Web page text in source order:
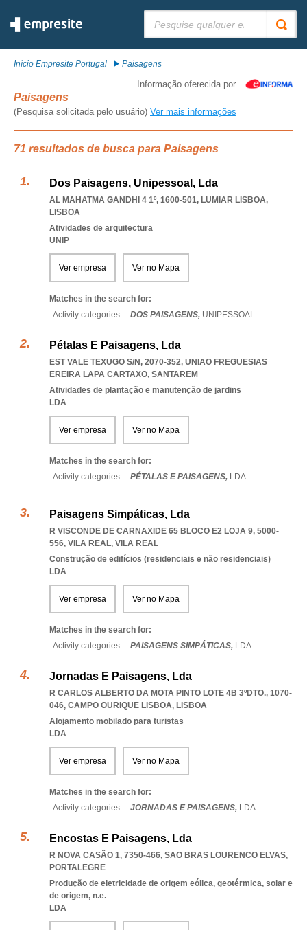
Início Empresite Portugal Paisagens
Informação oferecida por
Paisagens
(Pesquisa solicitada pelo usuário) Ver mais informações
71 resultados de busca para Paisagens
Dos Paisagens, Unipessoal, Lda
AL MAHATMA GANDHI 4 1º, 1600-501, LUMIAR LISBOA,
LISBOA
Atividades de arquitectura
UNIP
Ver empresa Ver no Mapa
Matches in the search for:
Activity categories: ...DOS PAISAGENS, UNIPESSOAL...
Pétalas E Paisagens, Lda
EST VALE TEXUGO S/N, 2070-352, UNIAO FREGUESIAS
EREIRA LAPA CARTAXO, SANTAREM
Atividades de plantação e manutenção de jardins
LDA
Ver empresa Ver no Mapa
Matches in the search for:
Activity categories: ...PÉTALAS E PAISAGENS, LDA...
Paisagens Simpáticas, Lda
R VISCONDE DE CARNAXIDE 65 BLOCO E2 LOJA 9, 5000-
556, VILA REAL, VILA REAL
Construção de edifícios (residenciais e não residenciais)
LDA
Ver empresa Ver no Mapa
Matches in the search for:
Activity categories: ...PAISAGENS SIMPÁTICAS, LDA...
Jornadas E Paisagens, Lda
R CARLOS ALBERTO DA MOTA PINTO LOTE 4B 3ºDTO., 1070-
046, CAMPO OURIQUE LISBOA, LISBOA
Alojamento mobilado para turistas
LDA
Ver empresa Ver no Mapa
Matches in the search for:
Activity categories: ...JORNADAS E PAISAGENS, LDA...
Encostas E Paisagens, Lda
R NOVA CASÃO 1, 7350-466, SAO BRAS LOURENCO ELVAS,
PORTALEGRE
Produção de eletricidade de origem eólica, geotérmica, solar e
de origem, n.e.
LDA